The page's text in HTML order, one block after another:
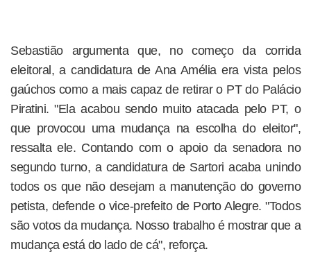
Sebastião argumenta que, no começo da corrida
eleitoral, a candidatura de Ana Amélia era vista pelos
gaúchos como a mais capaz de retirar o PT do Palácio
Piratini. "Ela acabou sendo muito atacada pelo PT, o
que provocou uma mudança na escolha do eleitor",
ressalta ele. Contando com o apoio da senadora no
segundo turno, a candidatura de Sartori acaba unindo
todos os que não desejam a manutenção do governo
petista, defende o vice-prefeito de Porto Alegre. "Todos
são votos da mudança. Nosso trabalho é mostrar que a
mudança está do lado de cá", reforça.